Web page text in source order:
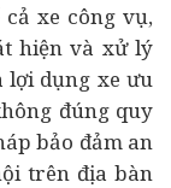
xe công vụ,
hiện và xử lý
lợi dụng xe ưu
đúng quy
bảo đảm an
trên địa bàn